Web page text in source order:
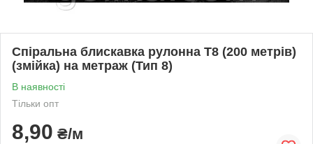
Спіральна блискавка рулонна Т8 (200 метрів)
(змійка) на метраж (Тип 8)
В наявності
Тільки опт
8,90 ₴/м